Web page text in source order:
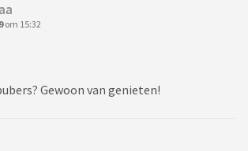
om 15:32
Gewoon van genieten!